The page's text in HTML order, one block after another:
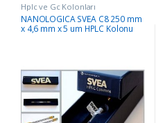
Hplc ve Gc Kolonları
NANOLOGICA SVEA C8 250 mm
x 4,6 mm x 5 um HPLC Kolonu